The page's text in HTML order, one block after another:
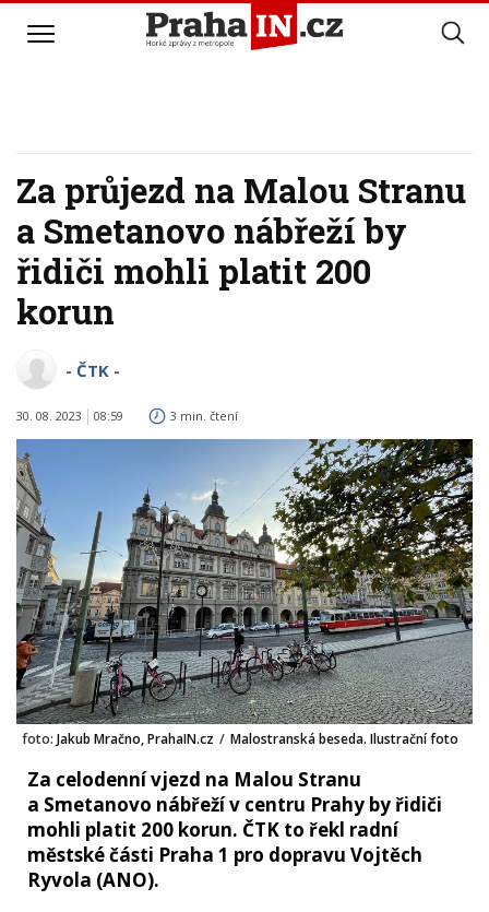
Za průjezd na Malou Stranu
a Smetanovo nábřeží by
řidiči mohli platit 200
korun
- ČTK -
30. 08. 2023 08:59 3 min. čtení
foto: Jakub Mračno, PrahaIN.cz / Malostranská beseda. Ilustrační foto
Za celodenní vjezd na Malou Stranu
a Smetanovo nábřeží v centru Prahy by řidiči
mohli platit 200 korun. ČTK to řekl radní
městské části Praha 1 pro dopravu Vojtěch
Ryvola (ANO).